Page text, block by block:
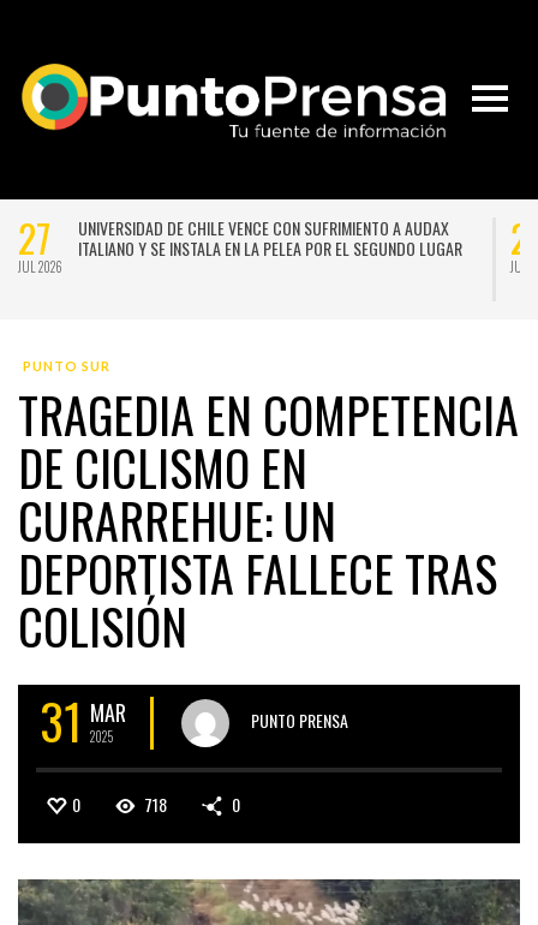
27
JUL 2026
UNIVERSIDAD DE CHILE VENCE CON SUFRIMIENTO A AUDAX
ITALIANO Y SE INSTALA EN LA PELEA POR EL SEGUNDO LUGAR
JUL
PUNTO SUR
TRAGEDIA EN COMPETENCIA
DE CICLISMO EN
CURARREHUE: UN
DEPORTISTA FALLECE TRAS
COLISIÓN
31 MAR
2025
PUNTO PRENSA
0 718 0